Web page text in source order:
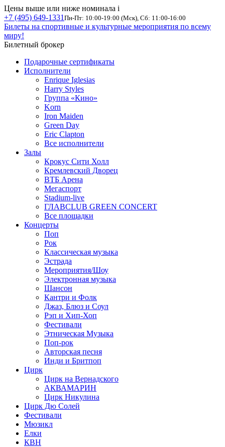
Цены выше или ниже номинала i
+7 (495) 649-1331 Пн-Пт: 10:00-19:00 (Мск), Сб: 11:00-16:00
Билеты на спортивные и культурные мероприятия по всему
миру!
Билетный брокер
Подарочные сертификаты
Исполнители
Enrique Iglesias
Harry Styles
Группа «Кино»
Korn
Iron Maiden
Green Day
Eric Clapton
Все исполнители
Залы
Крокус Сити Холл
Кремлевский Дворец
ВТБ Арена
Мегаспорт
Stadium-live
ГЛАВCLUB GREEN CONCERT
Все площадки
Концерты
Поп
Рок
Классическая музыка
Эстрада
Мероприятия/Шоу
Электронная музыка
Шансон
Кантри и Фолк
Джаз, Блюз и Соул
Рэп и Хип-Хоп
Фестивали
Этническая Музыка
Поп-рок
Авторская песня
Инди и Бритпоп
Цирк
Цирк на Вернадского
АКВАМАРИН
Цирк Никулина
Цирк Дю Солей
Фестивали
Мюзикл
Елки
КВН